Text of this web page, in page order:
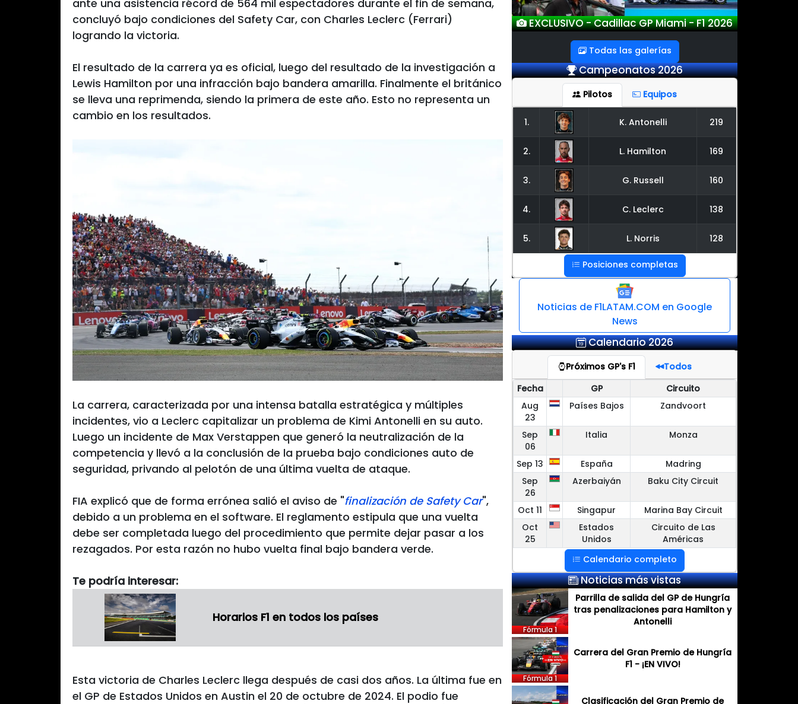
ante una asistencia récord de 564 mil espectadores durante el fin de semana,
concluyó bajo condiciones del Safety Car, con Charles Leclerc (Ferrari)
logrando la victoria.
El resultado de la carrera ya es oficial, luego del resultado de la investigación a
Lewis Hamilton por una infracción bajo bandera amarilla. Finalmente el británico
se lleva una reprimenda, siendo la primera de este año. Esto no representa un
cambio en los resultados.
La carrera, caracterizada por una intensa batalla estratégica y múltiples
incidentes, vio a Leclerc capitalizar un problema de Kimi Antonelli en su auto.
Luego un incidente de Max Verstappen que generó la neutralización de la
competencia y llevó a la conclusión de la prueba bajo condiciones auto de
seguridad, privando al pelotón de una última vuelta de ataque.
FIA explicó que de forma errónea salió el aviso de "finalización de Safety Car",
debido a un problema en el software. El reglamento estipula que una vuelta
debe ser completada luego del procedimiento que permite dejar pasar a los
rezagados. Por esta razón no hubo vuelta final bajo bandera verde.
Te podría interesar:
Horarios F1 en todos los países
Esta victoria de Charles Leclerc llega después de casi dos años. La última fue en
el GP de Estados Unidos en Austin el 20 de octubre de 2024. El podio fue
EXCLUSIVO - Cadillac GP Miami - F1 2026
Todas las galerías
Campeonatos 2026
Pilotos Equipos
1. K. Antonelli 219
2. L. Hamilton 169
3. G. Russell 160
4. C. Leclerc 138
5. L. Norris 128
Posiciones completas
Noticias de F1LATAM.COM en Google
News
Calendario 2026
Próximos GP's F1
Todos
Fecha
GP
Circuito
Aug
23
Países Bajos Zandvoort
Sep
06
Italia Monza
Sep 13 España
Madring
Sep
26
Azerbaiyán Baku City Circuit
Oct 11 Singapur
Marina Bay Circuit
Oct
25
Estados
Unidos
Circuito de Las
Américas
Calendario completo
Noticias más vistas
Fórmula 1
Parrilla de salida del GP de Hungría
tras penalizaciones para Hamilton y
Antonelli
Fórmula 1
Carrera del Gran Premio de Hungría
F1 - ¡EN VIVO!
Clasificación del Gran Premio de